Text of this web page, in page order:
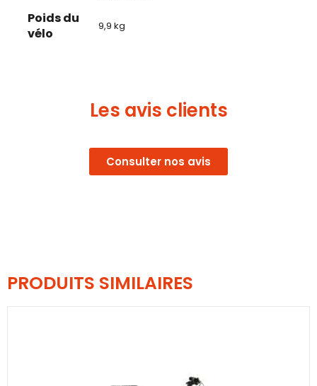
Poids du
vélo
9,9 kg
Les avis clients
Consulter nos avis
PRODUITS SIMILAIRES